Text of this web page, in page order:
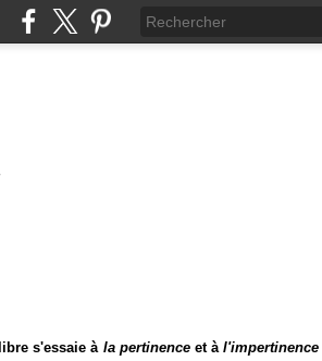
s'essaie à la pertinenceet àl'impertinence